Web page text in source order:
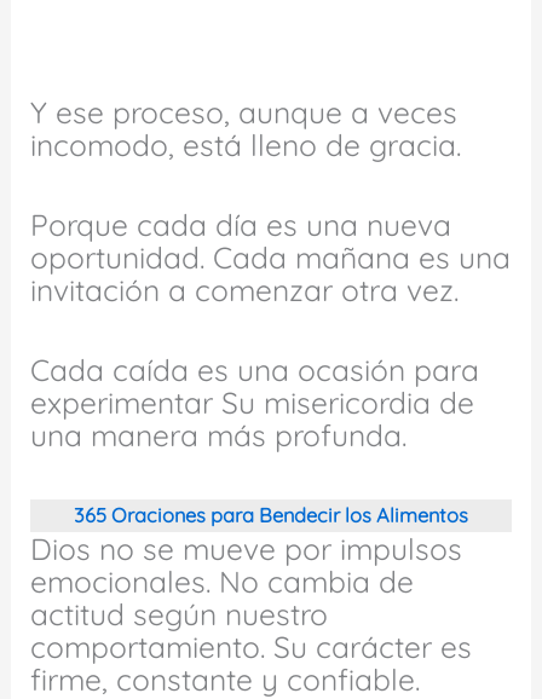
Y ese proceso, aunque a veces
incomodo, está lleno de gracia.
Porque cada día es una nueva
oportunidad. Cada mañana es una
invitación a comenzar otra vez.
Cada caída es una ocasión para
experimentar Su misericordia de
una manera más profunda.
365 Oraciones para Bendecir los Alimentos
Dios no se mueve por impulsos
emocionales. No cambia de
actitud según nuestro
comportamiento. Su carácter es
firme, constante y confiable.